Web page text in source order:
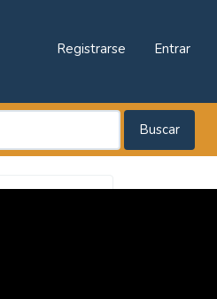
Registrarse Entrar
Buscar